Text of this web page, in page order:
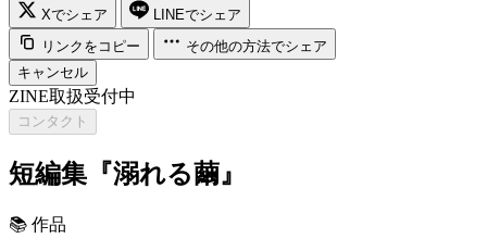
Xでシェア
LINEでシェア
リンクをコピー
その他の方法でシェア
キャンセル
ZINE取扱受付中
コンタクト
短編集『溺れる繭』
📚 作品